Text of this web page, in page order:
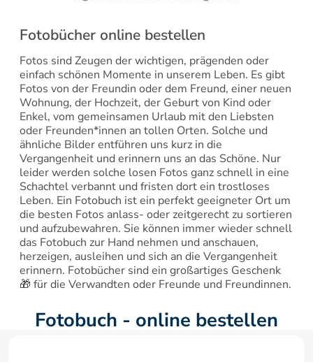
Fotobücher online bestellen
Fotos sind Zeugen der wichtigen, prägenden oder
einfach schönen Momente in unserem Leben. Es gibt
Fotos von der Freundin oder dem Freund, einer neuen
Wohnung, der Hochzeit, der Geburt von Kind oder
Enkel, vom gemeinsamen Urlaub mit den Liebsten
oder Freunden*innen an tollen Orten. Solche und
ähnliche Bilder entführen uns kurz in die
Vergangenheit und erinnern uns an das Schöne. Nur
leider werden solche losen Fotos ganz schnell in eine
Schachtel verbannt und fristen dort ein trostloses
Leben. Ein Fotobuch ist ein perfekt geeigneter Ort um
die besten Fotos anlass- oder zeitgerecht zu sortieren
und aufzubewahren. Sie können immer wieder schnell
das Fotobuch zur Hand nehmen und anschauen,
herzeigen, ausleihen und sich an die Vergangenheit
erinnern. Fotobücher sind ein großartiges Geschenk
🎁 für die Verwandten oder Freunde und Freundinnen.
Fotobuch - online bestellen